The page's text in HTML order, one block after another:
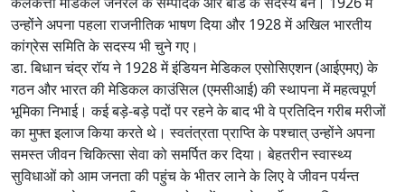
उन्होंने अपना पहला राजनीतिक भाषण दिया और 1928 में अखिल भारतीय
कांग्रेस समिति के सदस्य भी चुने गए।
डा. बिधान चंद्र रॉय ने 1928 में इंडियन मेडिकल एसोसिएशन (आईएमए) के
गठन और भारत की मेडिकल काउंसिल (एमसीआई) की स्थापना में महत्वपूर्ण
भूमिका निभाई। कई बड़े-बड़े पदों पर रहने के बाद भी वे प्रतिदिन गरीब मरीजों
का मुफ्त इलाज किया करते थे। स्वतंत्रता प्राप्ति के पश्चात् उन्होंने अपना
समस्त जीवन चिकित्सा सेवा को समर्पित कर दिया। बेहतरीन स्वास्थ्य
सुविधाओं को आम जनता की पहुंच के भीतर लाने के लिए वे जीवन पर्यन्त